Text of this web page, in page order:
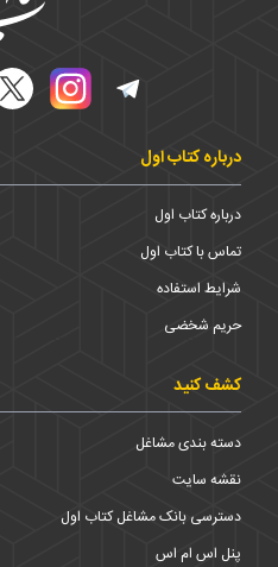
درباره کتاب اول
درباره کتاب اول
تماس با کتاب اول
شرایط استفاده
حریم شخضی
کشف کنید
دسته بندی مشاغل
نقشه سایت
دسترسی بانک مشاغل کتاب اول
پنل اس ام اس